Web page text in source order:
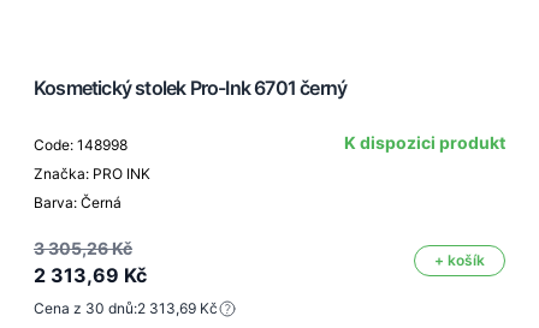
Kosmetický stolek Pro-Ink 6701 černý
Code: 148998
Značka: PRO INK
Barva: Černá
K dispozici produkt
3 305,26 Kč
2 313,69 Kč
+ košík
Cena z 30 dnů:2 313,69 Kč